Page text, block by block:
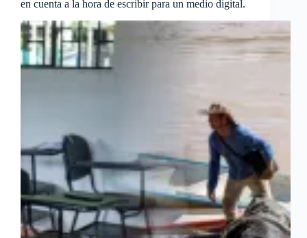
en cuenta a la hora de escribir para un medio digital.